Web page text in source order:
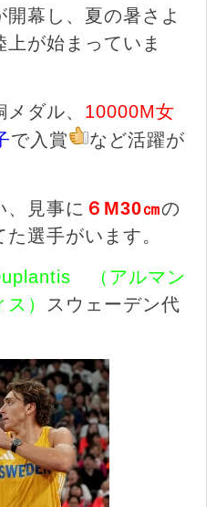
幕し、夏の暑さよ
上が始まっていま
ダル、 10000M女
で入賞
など活躍が
、見事に ６M30㎝の
選手がいます。
（アルマン
）
スウェーデン代